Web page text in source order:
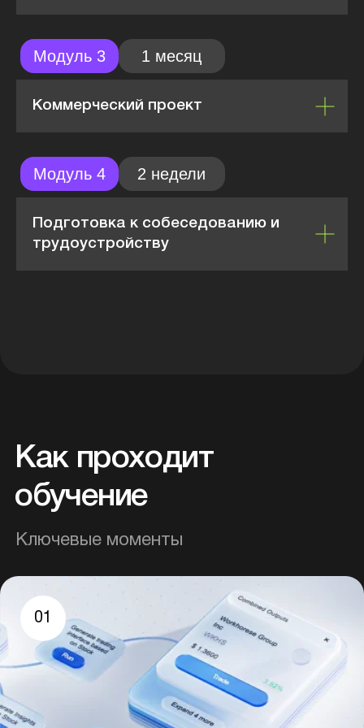
Коммерческий проект
Подготовка к собеседованию и
трудоустройству
Рассрочка без переплат
Оплата кредитной картой
Оплата переводом
Гарантия возврата
Что вы получите
Высокооплачиваемая
профессия
Сертификат Habsida